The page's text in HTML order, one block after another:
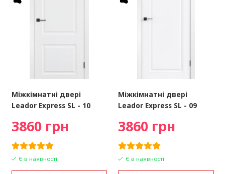
Міжкімнатні двері
Leador Express SL - 10
3860 грн
Є в наявності
Міжкімнатні двері
Leador Express SL - 09
3860 грн
Є в наявності